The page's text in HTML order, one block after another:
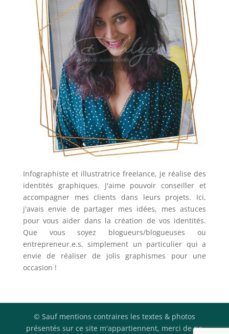
Infographiste et illustratrice freelance, je réalise des
identités graphiques. J'aime pouvoir conseiller et
accompagner mes clients dans leurs projets. Ici,
j'avais envie de partager mes idées, mes astuces
pour vous aider dans la création de vos identités.
Que vous soyez blogueurs/blogueuses ou
entrepreneur.e.s, simplement un particulier qui a
envie de réaliser de jolis graphismes pour une
occasion !
© Sauf mentions contraires les textes & photos
présentés sur ce site m'appartiennent, merci de ne